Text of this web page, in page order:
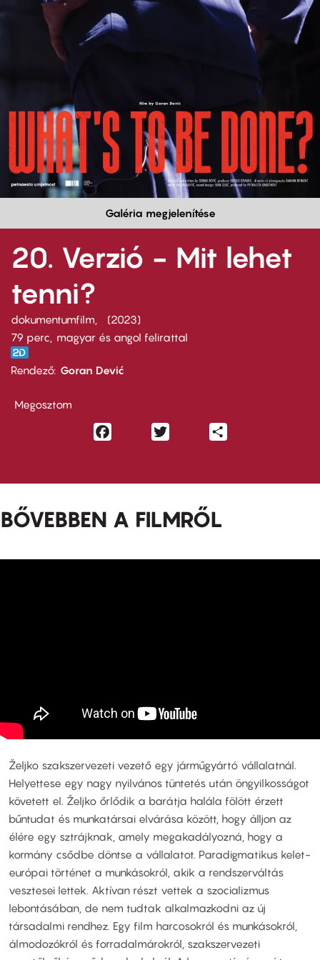
Galéria megjelenítése
20. Verzió - Mit lehet
tenni?
dokumentumfilm
2023
79 perc,
magyar és angol felirattal
Rendező Goran Dević
Megosztom
Facebook
BŐVEBBEN A FILMRŐL
Željko szakszervezeti vezető egy járműgyártó vállalatnál.
Helyettese egy nagy nyilvános tüntetés után öngyilkosságot
követett el. Željko őrlődik a barátja halála fölött érzett
bűntudat és munkatársai elvárása között, hogy álljon az
élére egy sztrájknak, amely megakadályozná, hogy a
kormány csődbe döntse a vállalatot. Paradigmatikus kelet-
európai történet a munkásokról, akik a rendszerváltás
vesztesei lettek. Aktívan részt vettek a szocializmus
lebontásában, de nem tudtak alkalmazkodni az új
társadalmi rendhez. Egy film harcosokról és munkásokról,
álmodozókról és forradalmárokról, szakszervezeti